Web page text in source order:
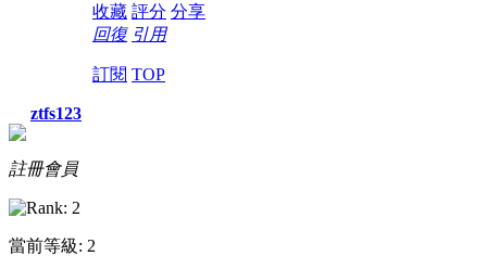
收藏 評分 分享
回復 引用
訂閱 TOP
ztfs123
註冊會員
當前等級: 2